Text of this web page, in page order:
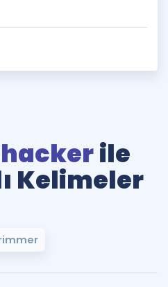
ile
Kelimeler